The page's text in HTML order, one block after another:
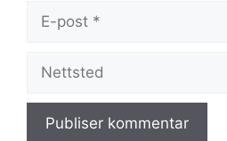
Nettsted